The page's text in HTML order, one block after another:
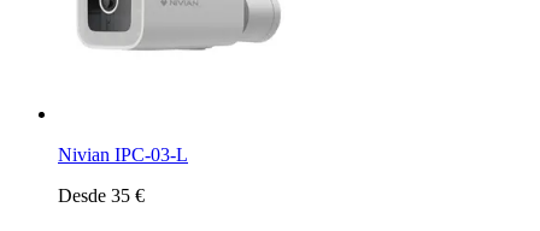
Nivian IPC-03-L
Desde 35 €